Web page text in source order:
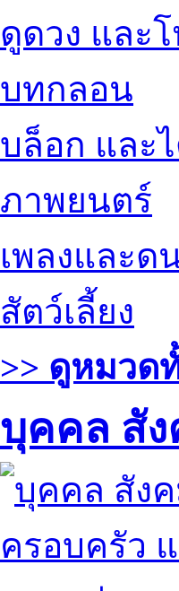
ดูดวง และ
บทกลอน
บล็อก และ
ภาพยนตร์
เพลงและด
สัตว์เลี้ยง
>> ดูหมวด
บุคคล สั
ครอบครัว